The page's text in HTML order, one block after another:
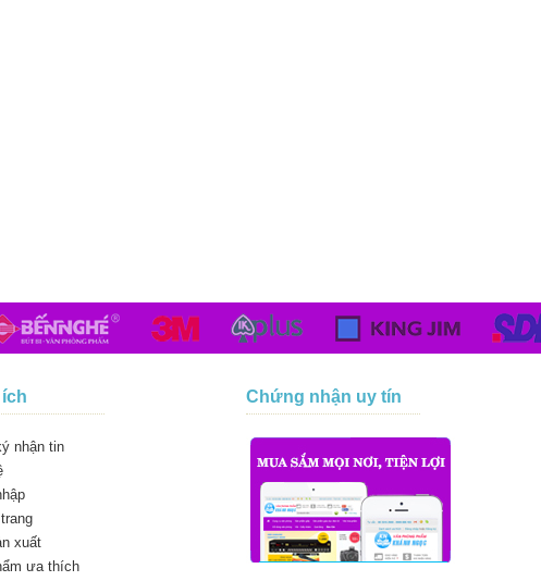
nhận tin
xuất
ưa thích
Chứng nhận uy tín